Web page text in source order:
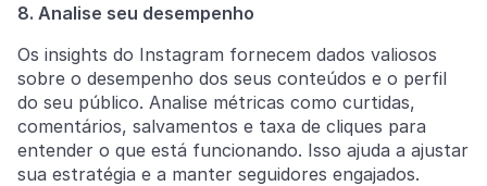
8. Analise seu desempenho
Os insights do Instagram fornecem dados valiosos
sobre o desempenho dos seus conteúdos e o perfil
do seu público. Analise métricas como curtidas,
comentários, salvamentos e taxa de cliques para
entender o que está funcionando. Isso ajuda a ajustar
sua estratégia e a manter seguidores engajados.